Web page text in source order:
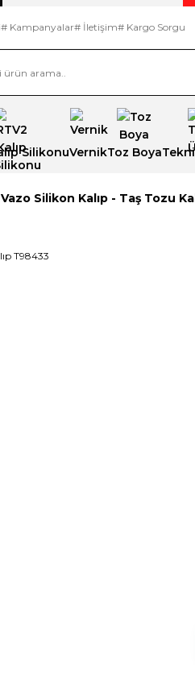
# Kampanyalar# İletişim# Kargo Sorgu
SilikonuVernikToz Boya
Silikon Kalıp - Taş Tozu